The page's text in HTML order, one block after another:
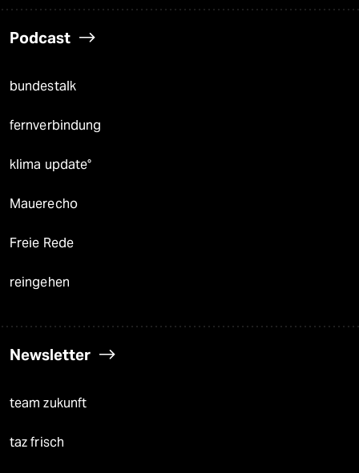
Podcast
bundestalk
fernverbindung
klima update°
Mauerecho
Freie Rede
reingehen
Newsletter
team zukunft
taz frisch